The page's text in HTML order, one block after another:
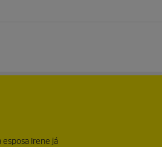
Irene já